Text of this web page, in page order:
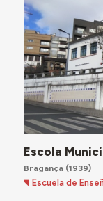
Escola
Bragança(1939)
Escuela de